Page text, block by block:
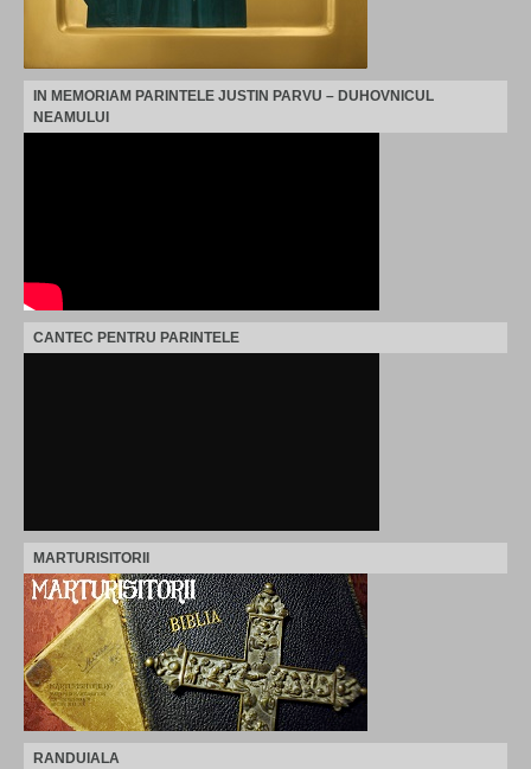
IN MEMORIAM PARINTELE JUSTIN PARVU – DUHOVNICUL
NEAMULUI
CANTEC PENTRU PARINTELE
MARTURISITORII
RANDUIALA